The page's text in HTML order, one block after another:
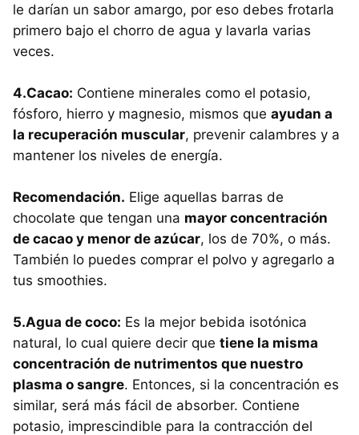
le darían un sabor amargo, por eso debes frotarla
primero bajo el chorro de agua y lavarla varias
veces.
4.Cacao: Contiene minerales como el potasio,
fósforo, hierro y magnesio, mismos que ayudan a
la recuperación muscular, prevenir calambres y a
mantener los niveles de energía.
Recomendación. Elige aquellas barras de
chocolate que tengan una mayor concentración
de cacao y menor de azúcar, los de 70%, o más.
También lo puedes comprar el polvo y agregarlo a
tus smoothies.
5.Agua de coco: Es la mejor bebida isotónica
natural, lo cual quiere decir que tiene la misma
concentración de nutrimentos que nuestro
plasma o sangre. Entonces, si la concentración es
similar, será más fácil de absorber. Contiene
potasio, imprescindible para la contracción del